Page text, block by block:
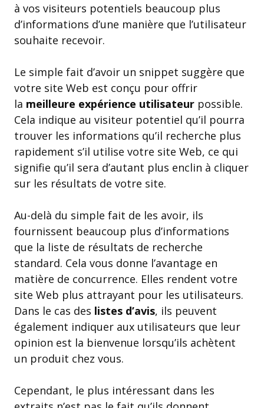
à vos visiteurs potentiels beaucoup plus
d’informations d’une manière que l’utilisateur
souhaite recevoir.
Le simple fait d’avoir un snippet suggère que
votre site Web est conçu pour offrir
la meilleure expérience utilisateur possible.
Cela indique au visiteur potentiel qu’il pourra
trouver les informations qu’il recherche plus
rapidement s’il utilise votre site Web, ce qui
signifie qu’il sera d’autant plus enclin à cliquer
sur les résultats de votre site.
Au-delà du simple fait de les avoir, ils
fournissent beaucoup plus d’informations
que la liste de résultats de recherche
standard. Cela vous donne l’avantage en
matière de concurrence. Elles rendent votre
site Web plus attrayant pour les utilisateurs.
Dans le cas des listes d’avis, ils peuvent
également indiquer aux utilisateurs que leur
opinion est la bienvenue lorsqu’ils achètent
un produit chez vous.
Cependant, le plus intéressant dans les